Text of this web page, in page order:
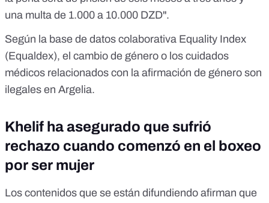
una multa de 1.000 a 10.000 DZD".
Según la base de datos colaborativa Equality Index
(Equaldex), el cambio de género o los cuidados
médicos relacionados con la afirmación de género son
ilegales en Argelia.
Khelif ha asegurado que sufrió
rechazo cuando comenzó en el boxeo
por ser mujer
Los contenidos que se están difundiendo afirman que